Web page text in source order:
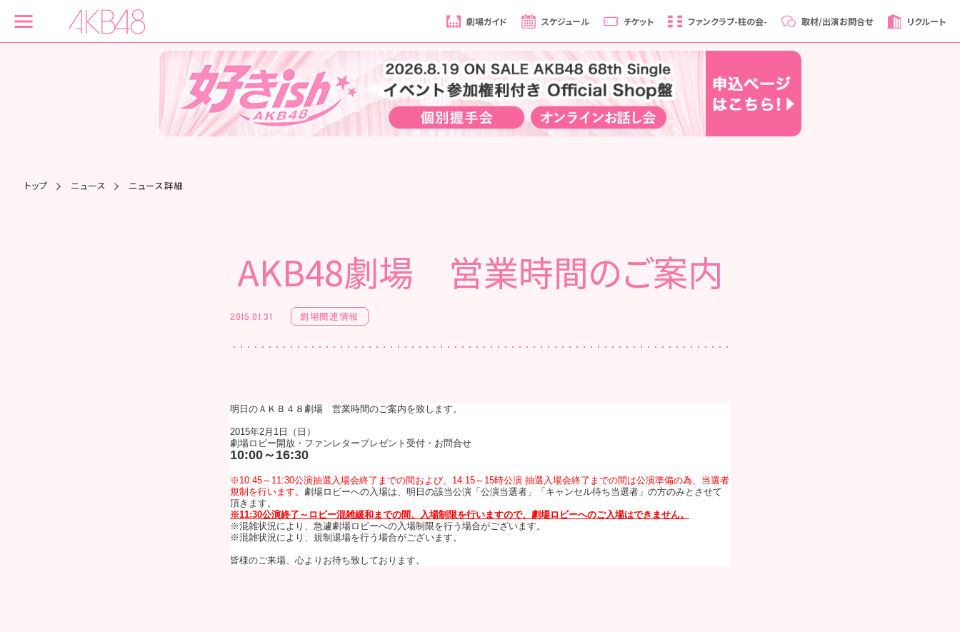
劇場ガイド スケジュール チケット ファンクラブ-柱の会- 取材/出演お問合せ リクルート
トップ ニュース ニュース詳細
AKB48劇場 営業時間のご案内
2015.01.31 劇場関連情報
明日のＡＫＢ４８劇場 営業時間のご案内を致します。
2015年2月1日（日）
劇場ロビー開放・ファンレタープレゼント受付・お問合せ
10:00～16:30
※ 10:45～11:30公演抽選入場会終了までの間および、14:15～15時公演 抽選入場会終了までの間は公演準備の為、当選者
規制を行います。 劇場ロビーへの入場は、明日の該当公演「公演当選者」「キャンセル待ち当選者」の方のみとさせて
頂きます。
※11:30公演終了～ロビー混雑緩和までの間、入場制限を行いますので、 劇場ロビーへのご入場はできません。
※混雑状況により、急遽劇場ロビーへの入場制限を行う場合がございます。
※混雑状況により、規制退場を行う場合がございます。
皆様のご来場、心よりお待ち致しております。